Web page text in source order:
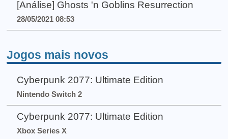
[Análise] Ghosts 'n Goblins Resurrection
28/05/2021 08:53
Jogos mais novos
Cyberpunk 2077: Ultimate Edition
Nintendo Switch 2
Cyberpunk 2077: Ultimate Edition
Xbox Series X